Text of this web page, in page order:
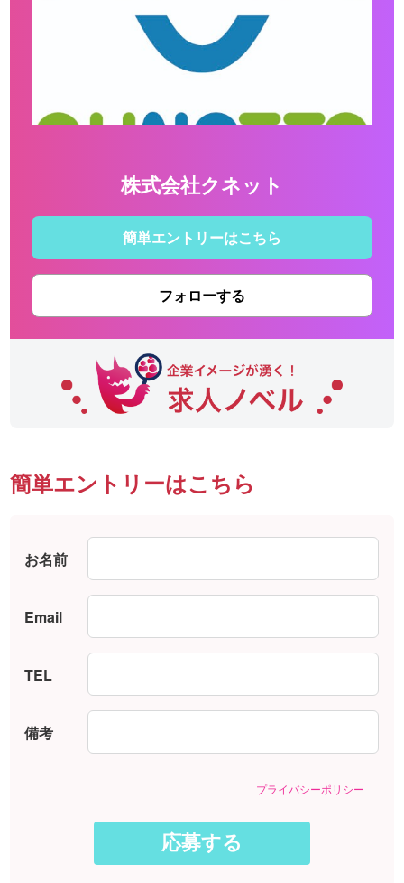
株式会社クネット
簡単エントリーはこちら
フォローする
簡単エントリーはこちら
お名前
Email
TEL
備考
プライバシーポリシー